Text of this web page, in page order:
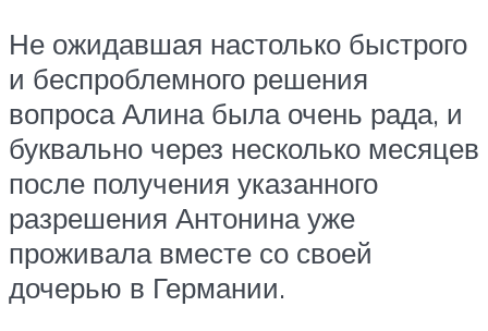
Не ожидавшая настолько быстрого
и беспроблемного решения
вопроса Алина была очень рада, и
буквально через несколько месяцев
после получения указанного
разрешения Антонина уже
проживала вместе со своей
дочерью в Германии.